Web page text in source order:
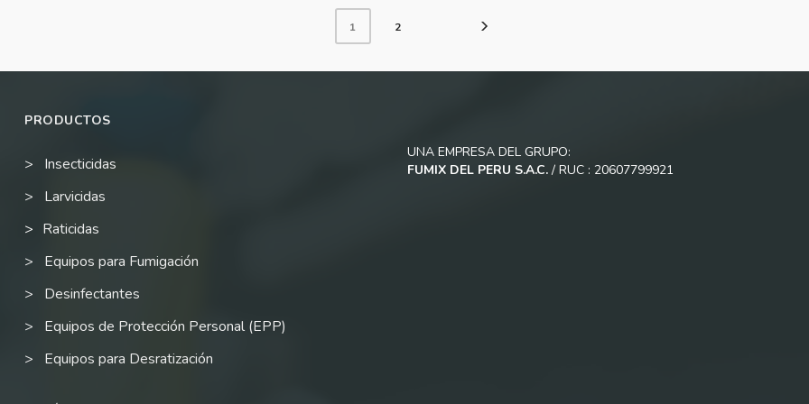
AÑADIR AL CARRITO MORE INFO
1 2
PRODUCTOS
Insecticidas
Larvicidas
Raticidas
Equipos para Fumigación
Desinfectantes
Equipos de Protección Personal (EPP)
Equipos para Desratización
UNA EMPRESA DEL GRUPO:
FUMIX DEL PERU S.A.C./ RUC : 20607799921